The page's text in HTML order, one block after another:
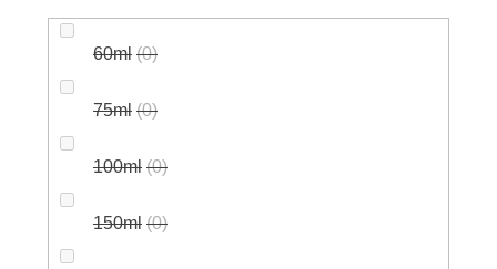
60ml 0
75ml 0
100ml 0
150ml 0